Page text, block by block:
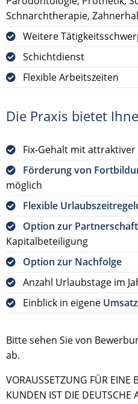
Schnarchtherapie,
Weitere
Schichtdienst
Flexible Arbeitszeiten
Die Praxis bietet
Fix-Gehalt mit attraktiver
Förderung von
möglich
Flexible
Option zur Partnerschaft
Kapitalbeteiligung
Option zur Nachfolge
Anzahl Urlaubstage im
Einblick in eigene
Bitte sehen Sie von
ab.
VORAUSSETZUNG FÜR EINE
KUNDEN IST DIE DEUTSCHE